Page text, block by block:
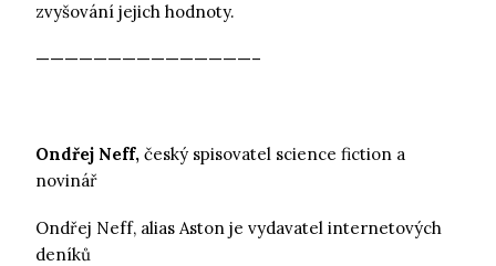
zvyšování jejich hodnoty.
———————————————–
Ondřej Neff, český spisovatel science fiction a
novinář
Ondřej Neff, alias Aston je vydavatel internetových
deníků